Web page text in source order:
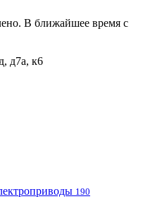
В ближайшее время с
д7а, к6
190